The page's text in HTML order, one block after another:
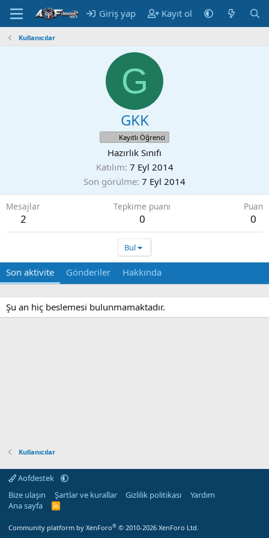
Giriş yap Kayıt ol
Kullanıcılar
G
GKK
Kayıtlı Öğrenci
Hazırlık Sınıfı
Katılım 7 Eyl 2014
Son görülme 7 Eyl 2014
Mesajlar
2
Tepkime puanı
0
Puan
0
Bul
Son aktivite Gönderiler Hakkında
Şu an hiç beslemesi bulunmamaktadır.
Kullanıcılar
Aofdestek
Bize ulaşın
Şartlar ve kurallar Gizlilik politikası
Yardım
Ana sayfa
R
Community platform by XenForo® © 2010-2026 XenForo Ltd.